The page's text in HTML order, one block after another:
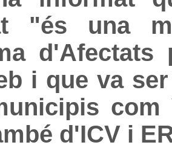
"és una
i que va
d'ICV i